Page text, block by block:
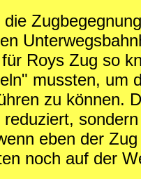
Roys Zug so
mussten, um
zu können.
eben der
noch auf der